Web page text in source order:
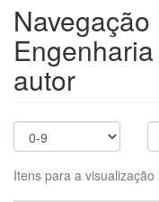
autor
Itens para a